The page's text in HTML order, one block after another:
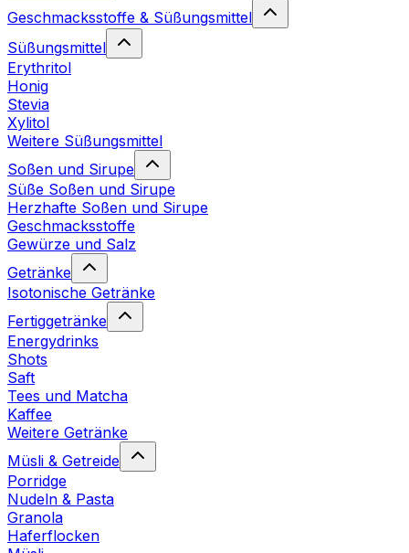
Geschmacksstoffe & Süßungsmittel
Süßungsmittel
Erythritol
Honig
Stevia
Xylitol
Weitere Süßungsmittel
Soßen und Sirupe
Süße Soßen und Sirupe
Herzhafte Soßen und Sirupe
Geschmacksstoffe
Gewürze und Salz
Getränke
Isotonische Getränke
Fertiggetränke
Energydrinks
Shots
Saft
Tees und Matcha
Kaffee
Weitere Getränke
Müsli & Getreide
Porridge
Nudeln & Pasta
Granola
Haferflocken